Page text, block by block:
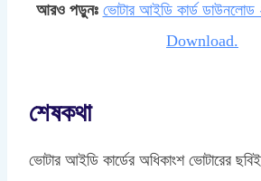
আরও পড়ুনঃ ভোটার আইডি কার্ড
Download.
শেষকথা
ভোটার আইডি কার্ডের অধিকাংশ ভোটারের